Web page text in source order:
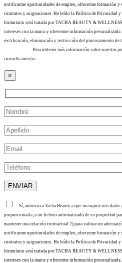
notificarme oportunidades de empleo, ofrecerme formación
contratos y asignaciones. He leído la Política de Privacidad
formulario será tratada por TACHA BEAUTY &
intereses con la marca y ofrecerme información
rectificación, eliminación y restricción del procesamiento de
. Para obtener más información sobre nuestro
consulta nuestra
×
Sí, autorizo a Tacha Beauty a que incorpore mis
proporcionarla, a un fichero automatizado de su propiedad
mantener una relación contractual 2) para valorar mi
notificarme oportunidades de empleo, ofrecerme formación
contratos y asignaciones. He leído la Política de Privacidad
formulario será tratada por TACHA BEAUTY &
intereses con la marca y ofrecerme información